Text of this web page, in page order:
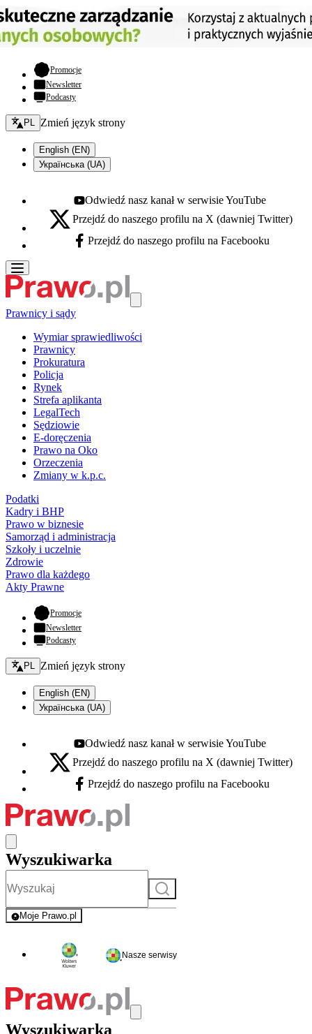
Promocje- otwiera się w nowej karcie
Newsletter
Podcasty
Zmień język - bieżący:
PL Zmień język strony
English (EN)
Українська (UA)
Youtube - otwiera się w nowej karcie
Odwiedź nasz kanał w serwisie YouTube
X - otwiera się w nowej karcie
Przejdź do naszego profilu na X (dawniej Twitter)
Facebook - otwiera się w nowej karcie
Przejdź do naszego profilu na Facebooku
Prawnicy i sądy
Wymiar sprawiedliwości
Prawnicy
Prokuratura
Policja
Rynek
Strefa aplikanta
LegalTech
Sędziowie
E-doręczenia
Prawo na Oko
Orzeczenia
Zmiany w k.p.c.
Podatki
Kadry i BHP
Prawo w biznesie
Samorząd i administracja
Szkoły i uczelnie
Zdrowie
Prawo dla każdego
Akty Prawne
Promocje- otwiera się w nowej karcie
Newsletter
Podcasty
Zmień język - bieżący:
PL Zmień język strony
English (EN)
Українська (UA)
Youtube - otwiera się w nowej karcie
Odwiedź nasz kanał w serwisie YouTube
X - otwiera się w nowej karcie
Przejdź do naszego profilu na X (dawniej Twitter)
Facebook - otwiera się w nowej karcie
Przejdź do naszego profilu na Facebooku
Wyszukiwarka
Szukaj
Moje Prawo.pl
- rejestracja i logowanie do serwisu
Nasze serwisy
Wyszukiwarka